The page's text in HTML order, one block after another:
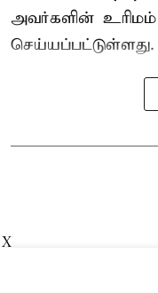
அவர்களின் உரிமம்
செய்யப்பட்டுள்ளது.
X